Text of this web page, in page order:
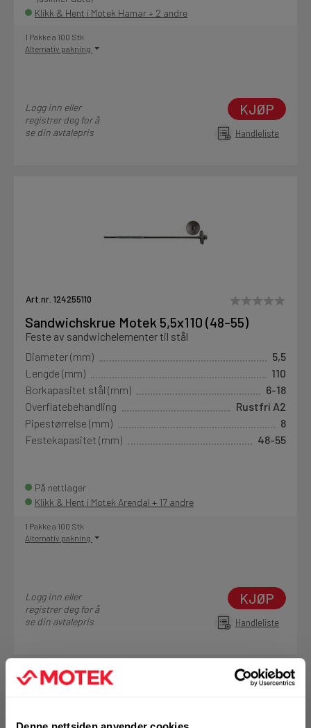
Klikk & Hent i Motek Hamar + 2 andre
1 Pakke a 100 Stk
Alternativ pakning
Logg inn eller
registrer deg for å
se din avtalepris
KJØP
Handleliste
Art.nr. 124255110
Sandwichskrue Motek 5,5x110 (48-55)
Feste av sandwichelementer til stål
Diameter (mm)
5,5
Lengde (mm)
110
Borkapasitet stål (mm)
6-18
Overflatebehandling
Rustfri A2
Pipestørrelse (mm)
8
Festekapasitet (mm)
48-55
På nettlager
Klikk & Hent i Motek Arendal + 17 andre
1 Pakke a 100 Stk
Alternativ pakning
Logg inn eller
registrer deg for å
se din avtalepris
KJØP
Handleliste